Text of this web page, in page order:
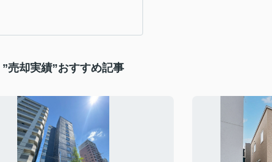
”売却実績”おすすめ記事